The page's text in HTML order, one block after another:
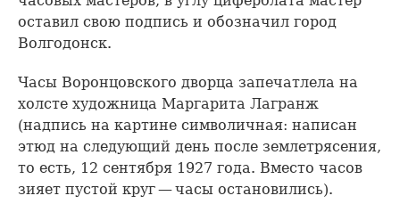
оставил свою подпись и обозначил город
Волгодонск.
Часы Воронцовского дворца запечатлела на
холсте художница Маргарита Лагранж
(надпись на картине символичная: написан
этюд на следующий день после землетрясения,
то есть, 12 сентября 1927 года. Вместо часов
зияет пустой круг — часы остановились).